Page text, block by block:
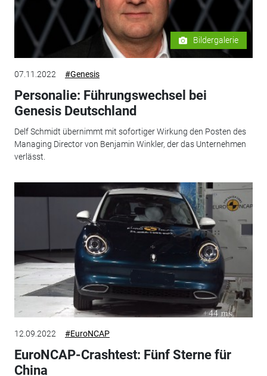
Bildergalerie
07.11.2022 #Genesis
Personalie: Führungswechsel bei
Genesis Deutschland
Delf Schmidt übernimmt mit sofortiger Wirkung den Posten des
Managing Director von Benjamin Winkler, der das Unternehmen
verlässt.
12.09.2022 #EuroNCAP
EuroNCAP-Crashtest: Fünf Sterne für
China